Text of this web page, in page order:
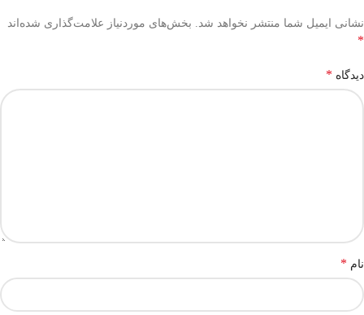
نشانی ایمیل شما منتشر نخواهد شد. بخش‌های موردنیاز علامت‌گذاری شده‌اند
*
دیدگاه *
نام *